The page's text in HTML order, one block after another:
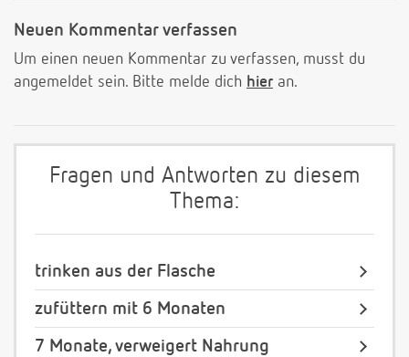
Neuen Kommentar verfassen
Um einen neuen Kommentar zu verfassen, musst du
angemeldet sein. Bitte melde dich hier an.
Fragen und Antworten zu diesem
Thema:
trinken aus der Flasche
zufüttern mit 6 Monaten
7 Monate, verweigert Nahrung